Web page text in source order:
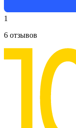
1
6 отзывов